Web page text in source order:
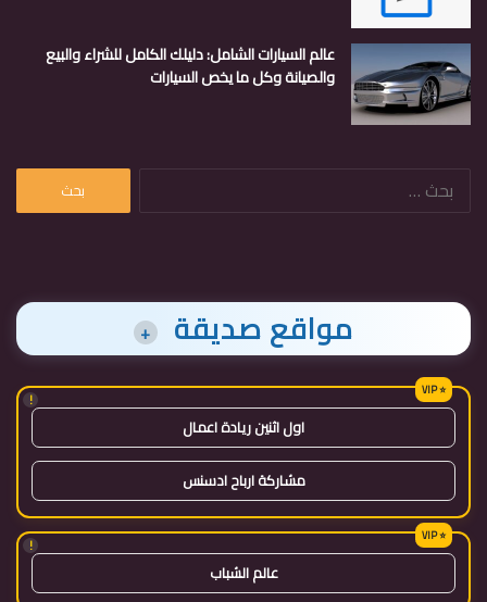
عالم السيارات الشامل: دليلك الكامل للشراء والبيع
والصيانة وكل ما يخص السيارات
البحث
مواقع صديقة +
!
اول اثنين ريادة اعمال
مشاركة ارباح ادسنس
!
عالم الشباب